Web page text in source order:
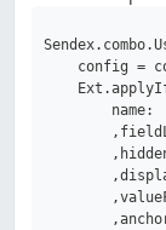
config =
name: